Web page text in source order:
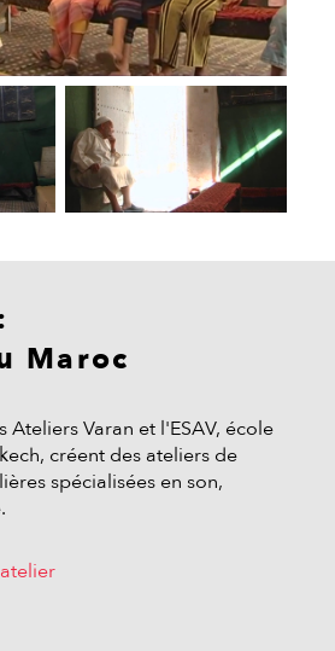
Maroc
Ateliers Varan et l'ESAV, école
créent des ateliers de
spécialisées en son,